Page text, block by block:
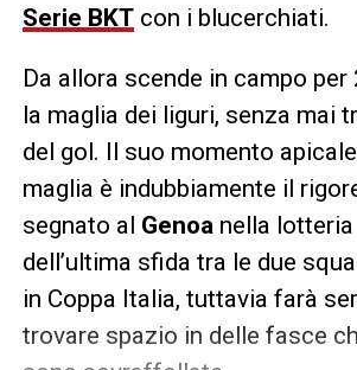
Serie BKTcon i blucerchiati.
Da allora scende in campo
la maglia dei liguri, senza mai
del gol. Il suo momento
maglia è indubbiamente il
segnato al Genoa nella
dell’ultima sfida tra le due
in Coppa Italia, tuttavia farà
trovare spazio in delle fasce